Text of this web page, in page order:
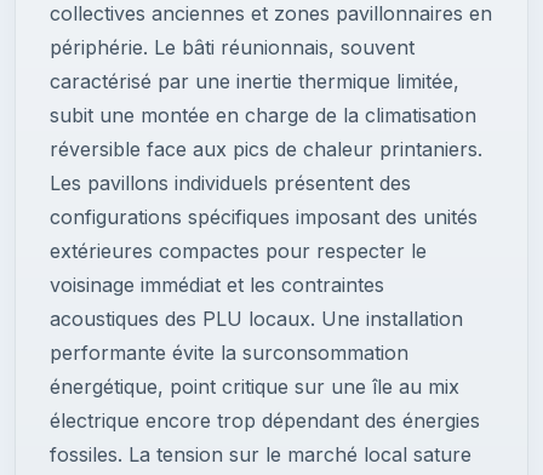
collectives anciennes et zones pavillonnaires en
périphérie. Le bâti réunionnais, souvent
caractérisé par une inertie thermique limitée,
subit une montée en charge de la climatisation
réversible face aux pics de chaleur printaniers.
Les pavillons individuels présentent des
configurations spécifiques imposant des unités
extérieures compactes pour respecter le
voisinage immédiat et les contraintes
acoustiques des PLU locaux. Une installation
performante évite la surconsommation
énergétique, point critique sur une île au mix
électrique encore trop dépendant des énergies
fossiles. La tension sur le marché local sature